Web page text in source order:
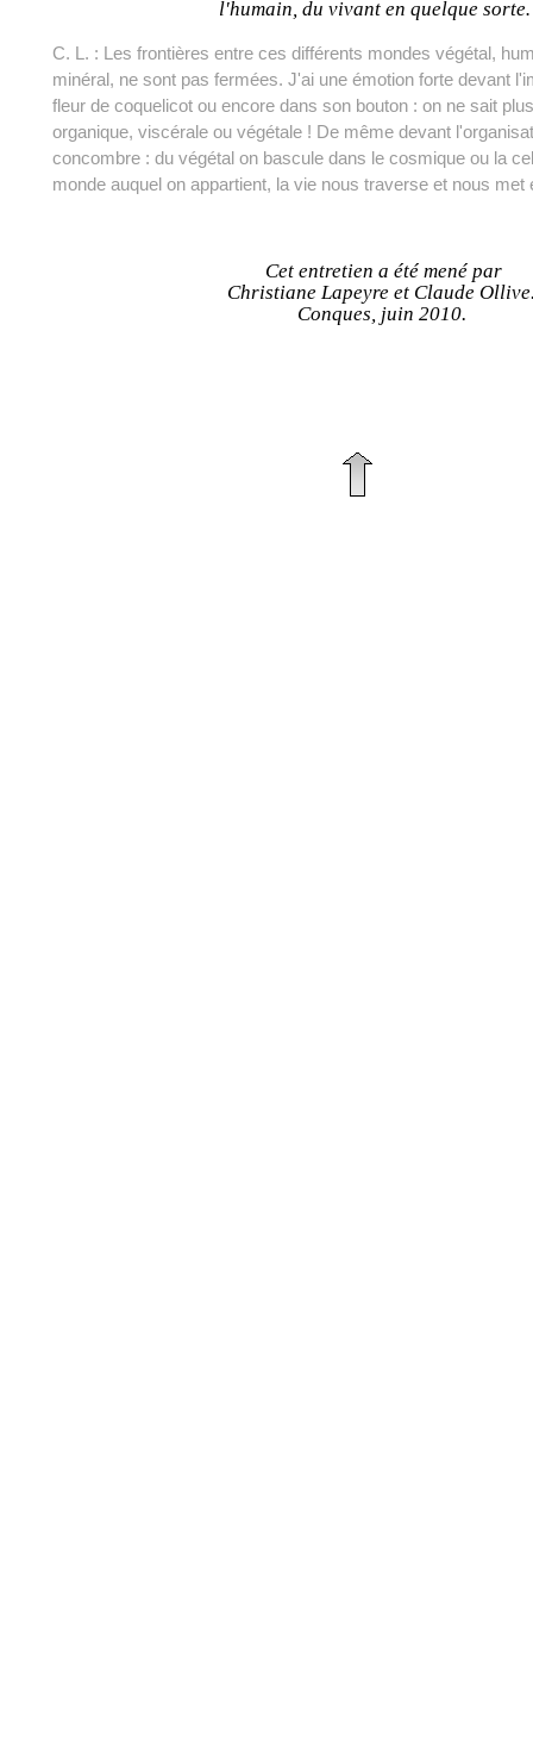
l'humain, du vivant en quelque
C. L. : Les frontières entre ces différents mondes végétal,
minéral, ne sont pas fermées. J'ai une émotion forte devant
fleur de coquelicot ou encore dans son bouton : on ne sait
organique, viscérale ou végétale ! De même devant
concombre : du végétal on bascule dans le cosmique ou la
monde auquel on appartient, la vie nous traverse et nous
Cet entretien a été mené par
Christiane Lapeyre et Claude
Conques, juin 2010.